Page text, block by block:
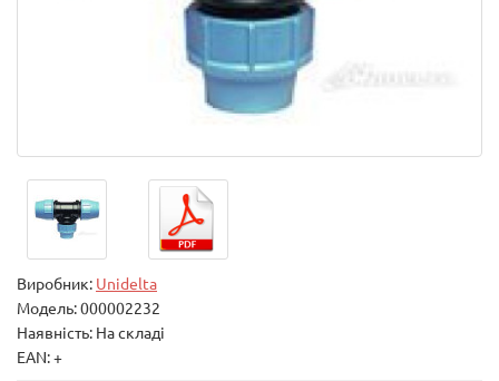
Виробник: Unidelta
Модель:000002232
Наявність: На складі
EAN: +